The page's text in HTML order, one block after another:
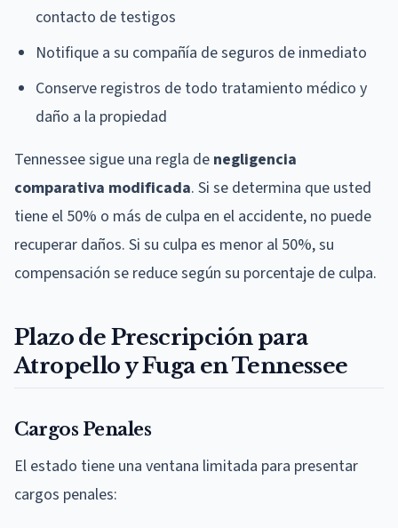
contacto de testigos
Notifique a su compañía de seguros de inmediato
Conserve registros de todo tratamiento médico y
daño a la propiedad
Tennessee sigue una regla de negligencia
comparativa modificada. Si se determina que usted
tiene el 50% o más de culpa en el accidente, no puede
recuperar daños. Si su culpa es menor al 50%, su
compensación se reduce según su porcentaje de culpa.
Plazo de Prescripción para
Atropello y Fuga en Tennessee
Cargos Penales
El estado tiene una ventana limitada para presentar
cargos penales: